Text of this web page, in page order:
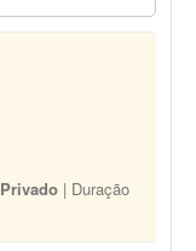
Privado | Duração